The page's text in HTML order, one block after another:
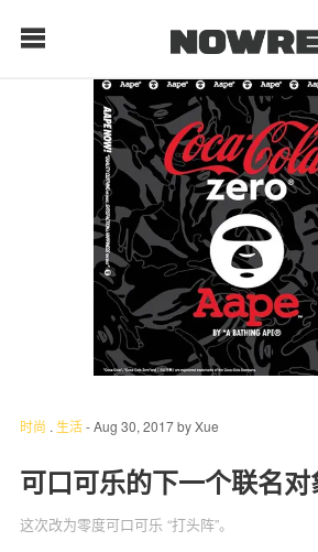
每日鲜榨
现客视点
每日栏目
时 尚
球 鞋
科 技
时尚 . 生活-Aug 30, 2017byXue
可口可乐的下一个联名
这次改为零度可口可乐 “打头阵”。